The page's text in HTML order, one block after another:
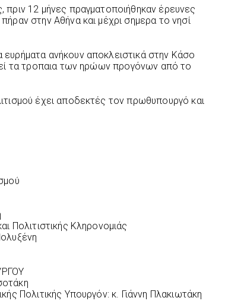
12 μήνες πραγματοποιήθηκαν έρευνες
στην Αθήνα και μέχρι σημερα το νησί
ανήκουν αποκλειστικά στην Κάσο
τα τροπαια των ηρώων προγόνων από το
έχει αποδεκτές τον πρωθυπουργό και
Πολιτιστικής Κληρονομιάς
Πολιτικής Υπουργόν: κ. Γιάννη Πλακιωτάκη